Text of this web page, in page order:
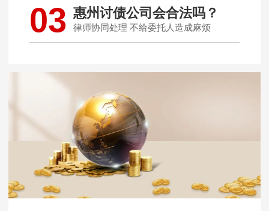
03 惠州讨债公司会合法吗？
律师协同处理 不给委托人造成麻烦